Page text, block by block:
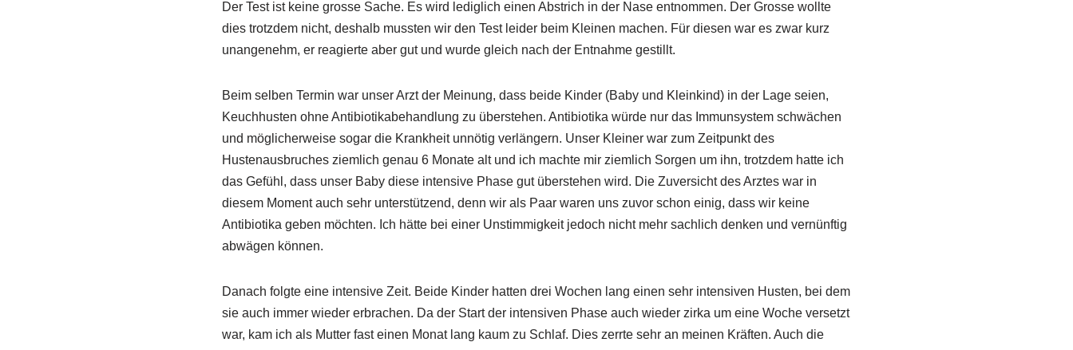
Der Test ist keine grosse Sache. Es wird lediglich einen Abstrich in der Nase entnommen. Der Grosse wollte
dies trotzdem nicht, deshalb mussten wir den Test leider beim Kleinen machen. Für diesen war es zwar kurz
unangenehm, er reagierte aber gut und wurde gleich nach der Entnahme gestillt.
Beim selben Termin war unser Arzt der Meinung, dass beide Kinder (Baby und Kleinkind) in der Lage seien,
Keuchhusten ohne Antibiotikabehandlung zu überstehen. Antibiotika würde nur das Immunsystem schwächen
und möglicherweise sogar die Krankheit unnötig verlängern. Unser Kleiner war zum Zeitpunkt des
Hustenausbruches ziemlich genau 6 Monate alt und ich machte mir ziemlich Sorgen um ihn, trotzdem hatte ich
das Gefühl, dass unser Baby diese intensive Phase gut überstehen wird. Die Zuversicht des Arztes war in
diesem Moment auch sehr unterstützend, denn wir als Paar waren uns zuvor schon einig, dass wir keine
Antibiotika geben möchten. Ich hätte bei einer Unstimmigkeit jedoch nicht mehr sachlich denken und vernünftig
abwägen können.
Danach folgte eine intensive Zeit. Beide Kinder hatten drei Wochen lang einen sehr intensiven Husten, bei dem
sie auch immer wieder erbrachen. Da der Start der intensiven Phase auch wieder zirka um eine Woche versetzt
war, kam ich als Mutter fast einen Monat lang kaum zu Schlaf. Dies zerrte sehr an meinen Kräften. Auch die